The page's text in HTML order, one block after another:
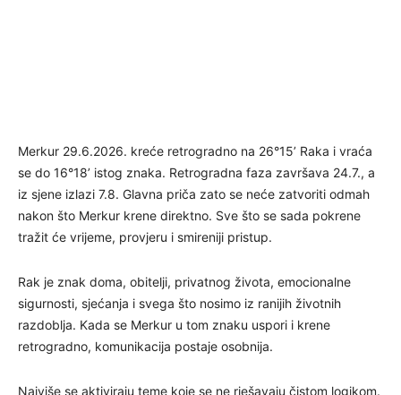
Merkur 29.6.2026. kreće retrogradno na 26°15’ Raka i vraća
se do 16°18’ istog znaka. Retrogradna faza završava 24.7., a
iz sjene izlazi 7.8. Glavna priča zato se neće zatvoriti odmah
nakon što Merkur krene direktno. Sve što se sada pokrene
tražit će vrijeme, provjeru i smireniji pristup.
Rak je znak doma, obitelji, privatnog života, emocionalne
sigurnosti, sjećanja i svega što nosimo iz ranijih životnih
razdoblja. Kada se Merkur u tom znaku uspori i krene
retrogradno, komunikacija postaje osobnija.
Najviše se aktiviraju teme koje se ne rješavaju čistom logikom.